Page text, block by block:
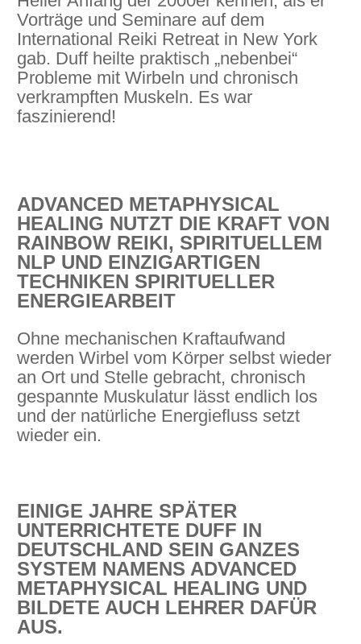
Vorträge und Seminare auf dem
International Reiki Retreat in New York
gab. Duff heilte praktisch „nebenbei“
Probleme mit Wirbeln und chronisch
verkrampften Muskeln. Es war
faszinierend!
ADVANCED METAPHYSICAL
HEALING NUTZT DIE KRAFT VON
RAINBOW REIKI, SPIRITUELLEM
NLP UND EINZIGARTIGEN
TECHNIKEN SPIRITUELLER
ENERGIEARBEIT
Ohne mechanischen Kraftaufwand
werden Wirbel vom Körper selbst wieder
an Ort und Stelle gebracht, chronisch
gespannte Muskulatur lässt endlich los
und der natürliche Energiefluss setzt
wieder ein.
EINIGE JAHRE SPÄTER
UNTERRICHTETE DUFF IN
DEUTSCHLAND SEIN GANZES
SYSTEM NAMENS ADVANCED
METAPHYSICAL HEALING UND
BILDETE AUCH LEHRER DAFÜR
AUS.